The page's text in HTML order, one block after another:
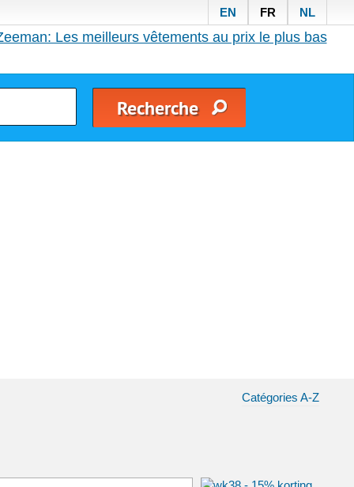
EN FR NL
Les meilleurs vêtements au prix le plus bas
Catégories A-Z